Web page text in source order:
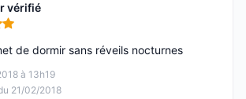
vérifié
5
à 13h19
21/02/2018
de dormir sans réveils nocturnes